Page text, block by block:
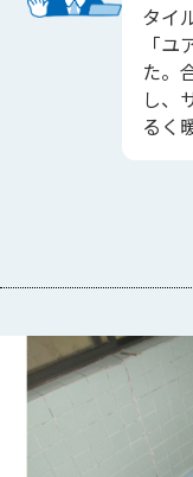
タイ
「
た。
し、
るく